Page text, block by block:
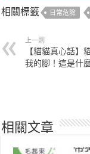
相關標籤 日常危險
上一則
【貓貓真心話】
我的腳！這是什
相關文章